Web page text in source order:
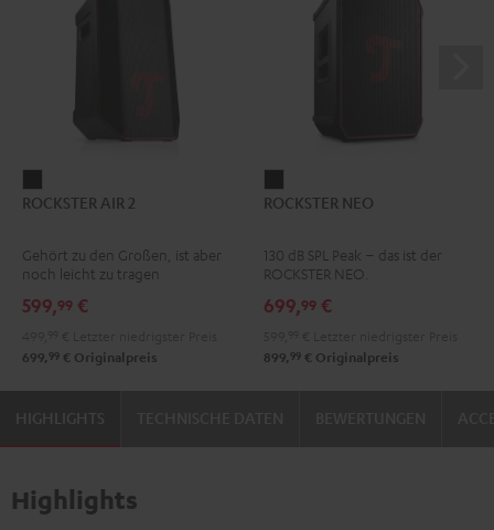
AIR
Schwarz
ROCKSTER AIR 2
Gehört zu den Großen, ist aber
noch leicht zu tragen
599,99 €
699, 99 € Originalpreis
NEO
ROCKSTER NEO
130 dB SPL Peak – das ist der
ROCKSTER NEO.
699,99 €
899, 99 € Originalpreis
HIGHLIGHTS
Highlights